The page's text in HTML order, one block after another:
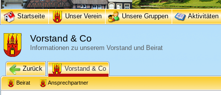
Startseite Unser Verein Unsere Gruppen Aktivitäten
Vorstand & Co
Informationen zu unserem Vorstand und Beirat
Zurück Vorstand & Co
Beirat Ansprechpartner